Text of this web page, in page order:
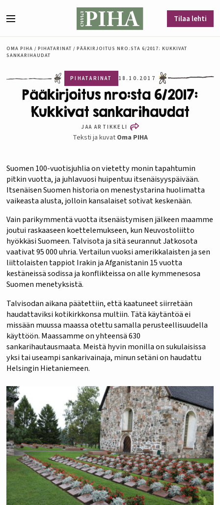
Tilaa lehti
OMA PIHA / PIHATARINAT / PÄÄKIRJOITUS NRO:STA 6/2017: KUKKIVAT
SANKARIHAUDAT
PIHATARINAT 18.10.2017
Pääkirjoitus nro:sta 6/2017:
Kukkivat sankarihaudat
JAA ARTIKKELI
Teksti ja kuvat Oma PIHA
Suomen 100-vuotisjuhlia on vietetty monin tapahtumin
pitkin vuotta, ja juhlavuosi huipentuu itsenäisyyspäivään.
Itsenäisen Suomen historia on menestystarina huolimatta
vaikeasta alusta, jolloin kansalaiset sotivat keskenään.
Vain parikymmentä vuotta itsenäistymisen jälkeen maamme
joutui raskaaseen koettelemukseen, kun Neuvostoliitto
hyökkäsi Suomeen. Talvisota ja sitä seurannut Jatkosota
vaativat 95 000 uhria. Vertailun vuoksi amerikkalaisten ja sen
liittolaisten tappiot Irakin ja Afganistanin 15 vuotta
kestäneissä sodissa ja konflikteissa on alle kymmenesosa
Suomen menetyksistä.
Talvisodan aikana päätettiin, että kaatuneet siirretään
haudattaviksi kotikirkkonsa multiin. Tätä käytäntöä ei
missään muussa maassa otettu samalla perusteellisuudella
käyttöön. Maassamme on yhteensä 630
sankarihautausmaata. Meistä hyvin monilla on sukulaisissa
yksi tai useampi sankarivainaja, minun setäni on haudattu
Helsingin Hietaniemeen.